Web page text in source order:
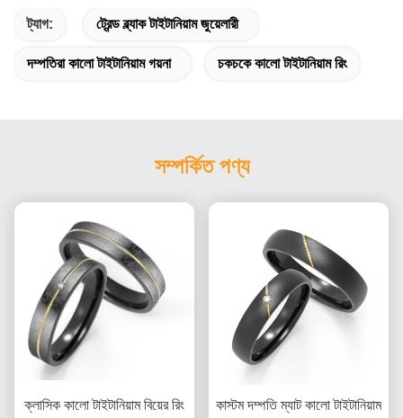
ট্যাগ: ট্রেন্ড ব্ল্যাক টাইটানিয়াম জুয়েলারী
দম্পতিরা কালো টাইটানিয়াম গয়না চকচকে কালো টাইটানিয়াম রিং
সম্পর্কিত পণ্য
ক্লাসিক কালো টাইটানিয়াম বিয়ের রিং
কাস্টম দম্পতি ম্যাট কালো টাইটানিয়াম